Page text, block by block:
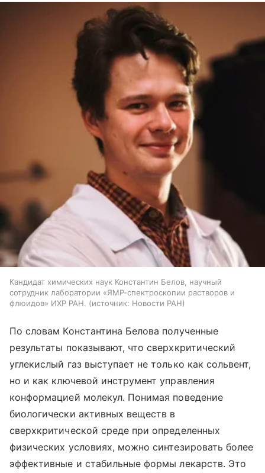
Кандидат химических наук Константин Белов, научный
сотрудник лаборатории «ЯМР-спектроскопии растворов и
флюидов» ИХР РАН.
источник: Новости РАН
По словам Константина Белова полученные
результаты показывают, что сверхкритический
углекислый газ выступает не только как сольвент,
но и как ключевой инструмент управления
конформацией молекул. Понимая поведение
биологически активных веществ в
сверхкритической среде при определенных
физических условиях, можно синтезировать более
эффективные и стабильные формы лекарств. Это